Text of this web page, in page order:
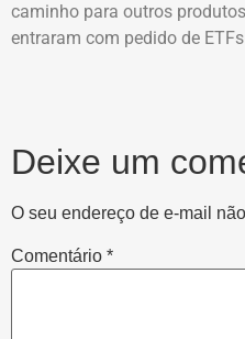
caminho para outros
entraram com pedido de
Deixe um
O seu endereço de e-mail
Comentário *